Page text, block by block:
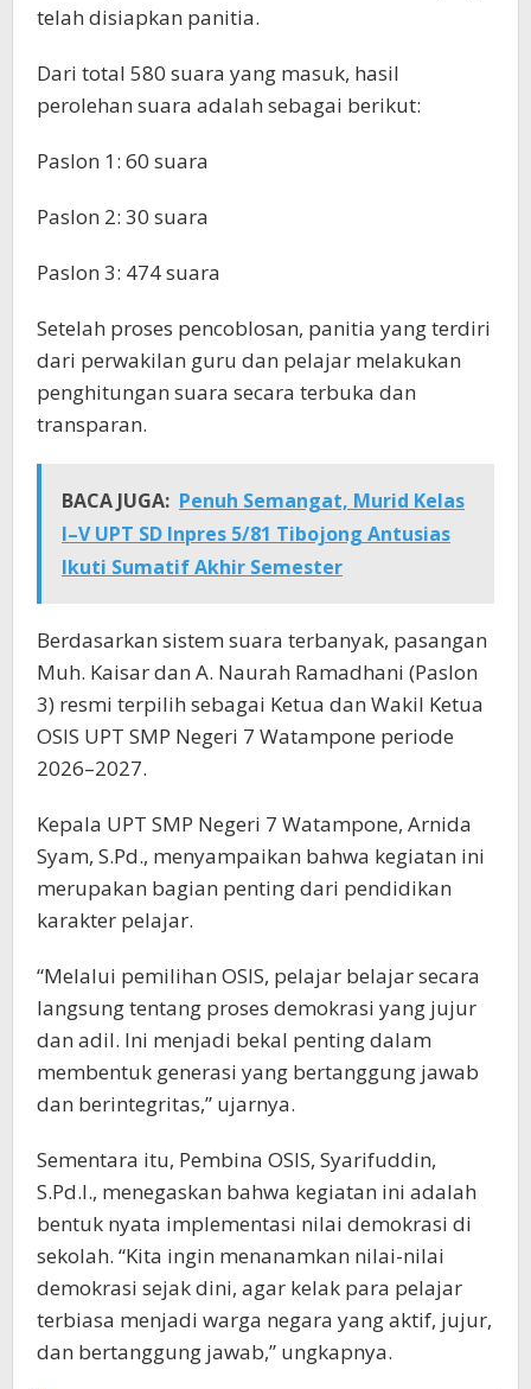
telah disiapkan panitia.
Dari total 580 suara yang masuk, hasil
perolehan suara adalah sebagai berikut:
Paslon 1: 60 suara
Paslon 2: 30 suara
Paslon 3: 474 suara
Setelah proses pencoblosan, panitia yang terdiri
dari perwakilan guru dan pelajar melakukan
penghitungan suara secara terbuka dan
transparan.
BACA JUGA: Penuh Semangat, Murid Kelas
I–V UPT SD Inpres 5/81 Tibojong Antusias
Ikuti Sumatif Akhir Semester
Berdasarkan sistem suara terbanyak, pasangan
Muh. Kaisar dan A. Naurah Ramadhani (Paslon
3) resmi terpilih sebagai Ketua dan Wakil Ketua
OSIS UPT SMP Negeri 7 Watampone periode
2026–2027.
Kepala UPT SMP Negeri 7 Watampone, Arnida
Syam, S.Pd., menyampaikan bahwa kegiatan ini
merupakan bagian penting dari pendidikan
karakter pelajar.
“Melalui pemilihan OSIS, pelajar belajar secara
langsung tentang proses demokrasi yang jujur
dan adil. Ini menjadi bekal penting dalam
membentuk generasi yang bertanggung jawab
dan berintegritas,” ujarnya.
Sementara itu, Pembina OSIS, Syarifuddin,
S.Pd.I., menegaskan bahwa kegiatan ini adalah
bentuk nyata implementasi nilai demokrasi di
sekolah. “Kita ingin menanamkan nilai-nilai
demokrasi sejak dini, agar kelak para pelajar
terbiasa menjadi warga negara yang aktif, jujur,
dan bertanggung jawab,” ungkapnya.